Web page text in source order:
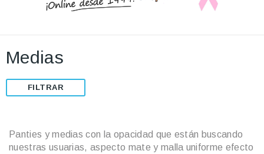
Medias
Panties y medias con la opacidad que están buscando
nuestras usuarias, aspecto mate y malla uniforme efecto
FILTRAR